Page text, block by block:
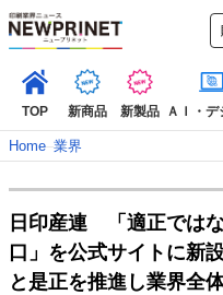
TOP 新商品 新製品 ＡＩ・デ
TOP
新着記事 特集記
インタビュー
コレクシ
Home–業界
日印産連 「適正では
口」を公式サイトに新
と是正を推進し業界全